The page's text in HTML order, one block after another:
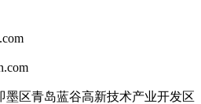
墨区青岛蓝谷高新技术产业开发区